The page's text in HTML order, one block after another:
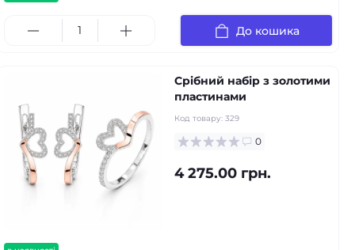
До кошика
Срібний набір з золотими
пластинами
Код товару: 329
0
4 275.00 грн.